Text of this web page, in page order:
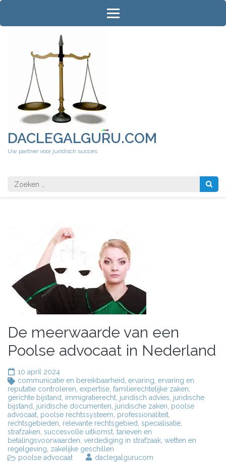
Ga
inhoud
DACLEGALGURU.COM
Uw partner voor juridisch succes
Zoeken
naar:
De meerwaarde van een
Poolse advocaat in Nederland
10 april 2024
communicatie en bereikbaarheid ervaring ervaring en
reputatie controleren expertise familierechtelijke zaken
gerichte bijstand
immigratierecht juridisch advies juridische
bijstand
juridische documenten juridische zaken poolse
advocaat poolse rechtssysteem professionaliteit
rechtsgebieden relevante rechtsgebied specialisatie
strafzaken succesvolle uitkomst tarieven en
betalingsvoorwaarden verdediging in strafzaak wetten en
regelgeving zakelijke geschillen
poolse advocaat
daclegalgurucom